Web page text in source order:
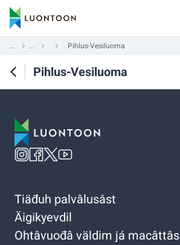
... ... Pihlus-Vesiluoma
Pihlus-Vesiluoma
Tiäđuh palvâlusâst
Äigikyevdil
Ohtâvuođâ väldim já macâttâs